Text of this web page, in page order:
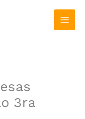
3ra